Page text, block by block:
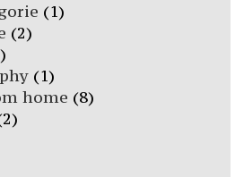
(1)
(2)
(1)
home (8)